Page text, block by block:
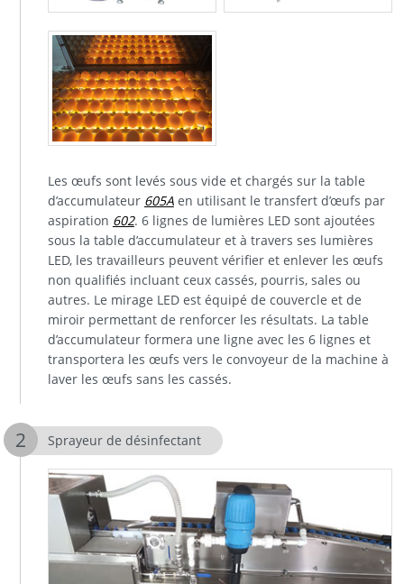
Les œufs sont levés sous vide et chargés sur la table
d’accumulateur 605Aen utilisant le transfert d’œufs par
aspiration 602. 6 lignes de lumières LED sont ajoutées
sous la table d’accumulateur et à travers ses lumières
LED, les travailleurs peuvent vérifier et enlever les œufs
non qualifiés incluant ceux cassés, pourris, sales ou
autres. Le mirage LED est équipé de couvercle et de
miroir permettant de renforcer les résultats. La table
d’accumulateur formera une ligne avec les 6 lignes et
transportera les œufs vers le convoyeur de la machine à
laver les œufs sans les cassés.
Sprayeur de désinfectant